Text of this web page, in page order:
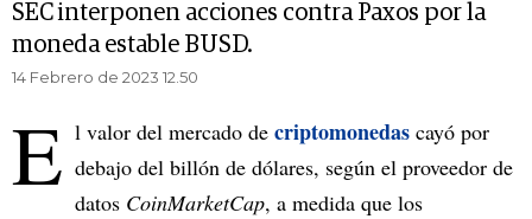
SEC interponen acciones contra Paxos por la
moneda estable BUSD.
14 Febrero de 2023 12.50
E l valor del mercado de criptomonedas cayó por
debajo del billón de dólares, según el proveedor de
datos CoinMarketCap, a medida que los